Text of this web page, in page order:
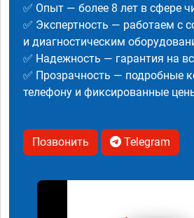
✅ Опыт — более 8 лет в сфере
✅ Экспертность — работаем с
и диагностическим
✅ Надежность — гарантия на
✅ Прозрачность — подробные
телефону и фиксированные
Позвонить Telegram